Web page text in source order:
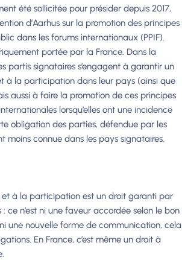
été sollicitée pour présider depuis 2017,
d’Aarhus sur la promotion des principes
dans les forums internationaux (PPIF).
portée par la France. Dans la
partis signataires s’engagent à garantir un
à la participation dans leur pays (ainsi que
aussi à faire la promotion de ces principes
lorsqu’elles ont une incidence
obligation des parties, défendue par les
moins connue dans les pays signataires.
et à la participation est un droit garanti par
: ce n’est ni une faveur accordée selon le bon
une nouvelle forme de communication, cela
En France, c’est même un droit à